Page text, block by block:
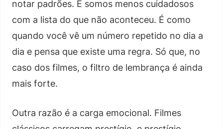
notar padrões. E somos menos cuidadosos
com a lista do que não aconteceu. É como
quando você vê um número repetido no dia a
dia e pensa que existe uma regra. Só que, no
caso dos filmes, o filtro de lembrança é ainda
mais forte.
Outra razão é a carga emocional. Filmes